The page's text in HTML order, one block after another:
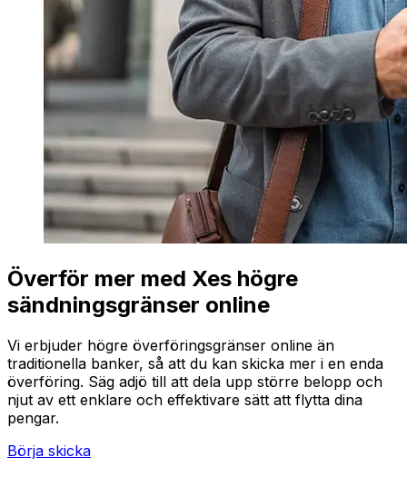
Överför mer med Xes högre
sändningsgränser online
Vi erbjuder högre överföringsgränser online än
traditionella banker, så att du kan skicka mer i en enda
överföring. Säg adjö till att dela upp större belopp och
njut av ett enklare och effektivare sätt att flytta dina
pengar.
Börja skicka